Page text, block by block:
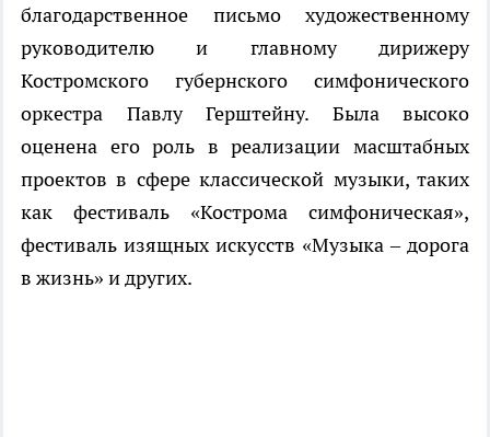
благодарственное письмо художественному
руководителю и главному дирижеру
Костромского губернского симфонического
оркестра Павлу Герштейну. Была высоко
оценена его роль в реализации масштабных
проектов в сфере классической музыки, таких
как фестиваль «Кострома симфоническая»,
фестиваль изящных искусств «Музыка – дорога
в жизнь» и других.